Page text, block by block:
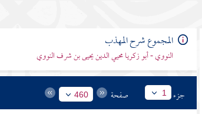
المجموع شرح المهذب
النووي - أبو زكريا محيي الدين يحيى بن شرف النووي
جزء 1 صفحة 460